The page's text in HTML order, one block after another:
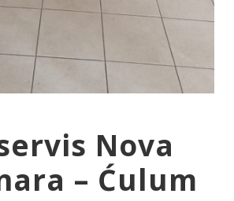
Nova
– Ćulum